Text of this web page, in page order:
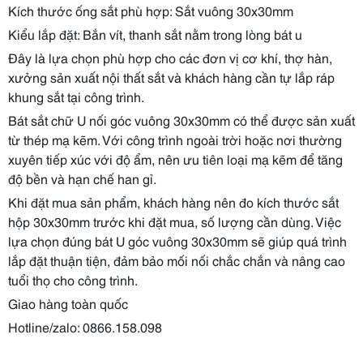
Kích thước ống sắt phù hợp: Sắt vuông 30x30mm
Kiểu lắp đặt: Bắn vít, thanh sắt nằm trong lòng bát u
Đây là lựa chọn phù hợp cho các đơn vị cơ khí, thợ hàn,
xưởng sản xuất nội thất sắt và khách hàng cần tự lắp ráp
khung sắt tại công trình.
Bát sắt chữ U nối góc vuông 30x30mm có thể được sản xuất
từ thép mạ kẽm. Với công trình ngoài trời hoặc nơi thường
xuyên tiếp xúc với độ ẩm, nên ưu tiên loại mạ kẽm để tăng
độ bền và hạn chế han gỉ.
Khi đặt mua sản phẩm, khách hàng nên đo kích thước sắt
hộp 30x30mm trước khi đặt mua, số lượng cần dùng. Việc
lựa chọn đúng bát U góc vuông 30x30mm sẽ giúp quá trình
lắp đặt thuận tiện, đảm bảo mối nối chắc chắn và nâng cao
tuổi thọ cho công trình.
Giao hàng toàn quốc
Hotline/zalo: 0866.158.098